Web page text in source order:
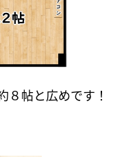
８帖と広めです！